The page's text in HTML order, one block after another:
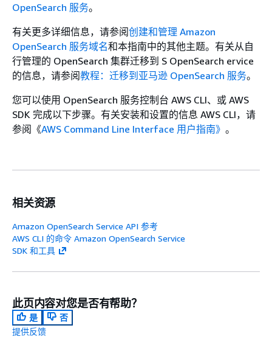
OpenSearch 服务。
有关更多详细信息，请参阅创建和管理 Amazon
OpenSearch 服务域名和本指南中的其他主题。有关从自
行管理的 OpenSearch 集群迁移到 S OpenSearch ervice
的信息，请参阅教程：迁移到亚马逊 OpenSearch 服务。
您可以使用 OpenSearch 服务控制台 AWS CLI、或 AWS
SDK 完成以下步骤。有关安装和设置的信息 AWS CLI，请
参阅《AWS Command Line Interface 用户指南》 。
相关资源
Amazon OpenSearch Service API 参考
AWS CLI 的命令 Amazon OpenSearch Service
SDK 和工具
此页内容对您是否有帮助？
是
否
提供反馈